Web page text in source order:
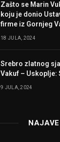
Zašto se Marin
koju je donio
firme iz Gornjeg
18 JULA, 2024
Srebro zlatnog
Vakuf – Uskoplje:
9 JULA, 2024
NAJAVE